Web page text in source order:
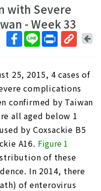
with Severe
- Week 33
短
網
址
回
25, 2015, 4 cases of
complications
confirmed by Taiwan
all aged below 1
by Coxsackie B5
A16. Figure 1
of these
In 2014, there
of enterovirus